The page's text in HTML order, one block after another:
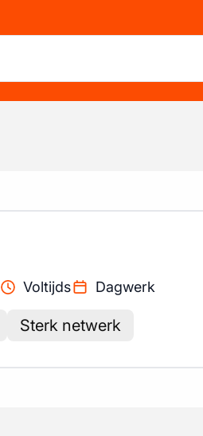
Voltijds Dagwerk
Sterk netwerk